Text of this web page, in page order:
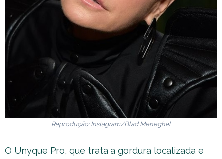
Reprodução: Instagram/Blad Meneghel
O Unyque Pro, que trata a gordura localizada e